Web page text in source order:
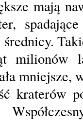
mają
mniejsze,
kraterów